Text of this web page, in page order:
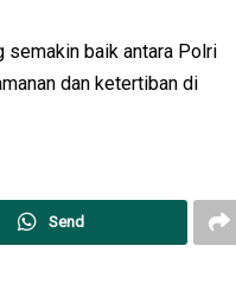
semakin baik antara Polri
dan ketertiban di
Send